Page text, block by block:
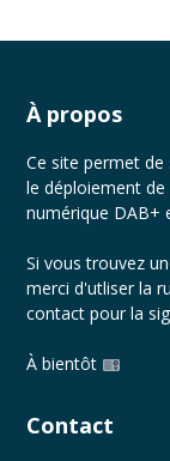
À propos
Ce site permet de
le déploiement de
numérique DAB+
Si vous trouvez
merci d'utliser la
contact pour la
À bientôt
Contact